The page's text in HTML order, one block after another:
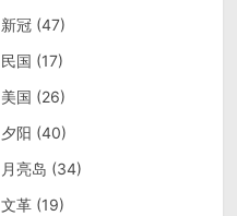
新冠(47)
民国 (17)
美国 (26)
夕阳 (40)
月亮岛 (34)
文革(19)